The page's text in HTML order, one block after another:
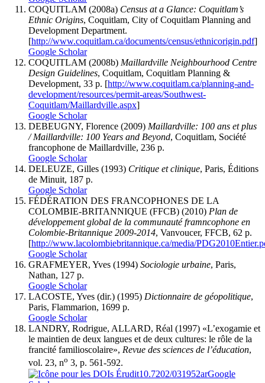
COQUITLAM (2008a) Census at a Glance: Coquitlam’s
Ethnic Origins, Coquitlam, City of Coquitlam Planning and
Development Department.
[http://www.coquitlam.ca/documents/census/ethnicorigin.pdf]
Google Scholar
COQUITLAM (2008b) Maillardville Neighbourhood Centre
Design Guidelines, Coquitlam, Coquitlam Planning &
Development, 33 p. [http://www.coquitlam.ca/planning-and-
development/resources/permit-areas/Southwest-
Coquitlam/Maillardville.aspx]
Google Scholar
DEBEUGNY, Florence (2009) Maillardville: 100 ans et plus
/ Maillardville: 100 Years and Beyond, Coquitlam, Société
francophone de Maillardville, 236 p.
Google Scholar
DELEUZE, Gilles (1993) Critique et clinique, Paris, Éditions
de Minuit, 187 p.
Google Scholar
FÉDÉRATION DES FRANCOPHONES DE LA
COLOMBIE-BRITANNIQUE (FFCB) (2010) Plan de
développement global de la communauté framncophone en
Colombie-Britannique 2009-2014, Vanvoucer, FFCB, 62 p.
[http://www.lacolombiebritannique.ca/media/
Google Scholar
GRAFMEYER, Yves (1994) Sociologie urbaine, Paris,
Nathan, 127 p.
Google Scholar
LACOSTE, Yves (dir.) (1995) Dictionnaire de géopolitique,
Paris, Flammarion, 1699 p.
Google Scholar
LANDRY, Rodrigue, ALLARD, Réal (1997) «L’exogamie et
le maintien de deux langues et de deux cultures: le rôle de la
francité familioscolaire», Revue des sciences de l’éducation,
vol. 23, no 3, p. 561-592.
10.7202/031952arGoogle